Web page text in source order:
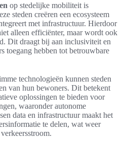
op stedelijke mobiliteit is
steden creëren een ecosysteem
met infrastructuur. Hierdoor
alleen efficiënter, maar wordt ook
Dit draagt bij aan inclusiviteit en
toegang hebben tot betrouwbare
technologieën kunnen steden
van hun bewoners. Dit betekent
oplossingen te bieden voor
waaronder autonome
data en infrastructuur maakt het
te delen, wat weer